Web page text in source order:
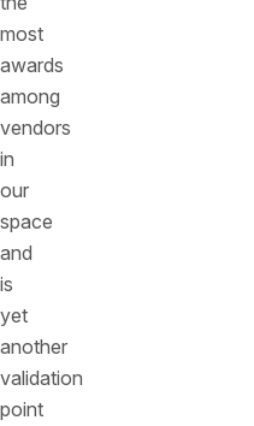
most
awards
among
vendors
in
our
space
and
is
yet
another
validation
point